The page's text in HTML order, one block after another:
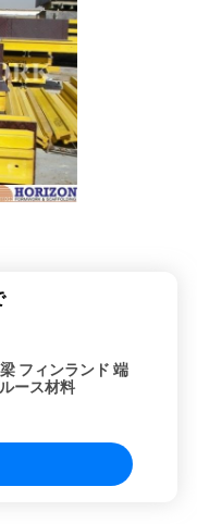
フィンランド 端
ース材料